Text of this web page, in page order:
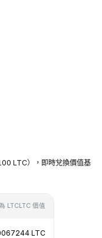
LTC），即時兌換價值基
LTCLTC 價值
LTC